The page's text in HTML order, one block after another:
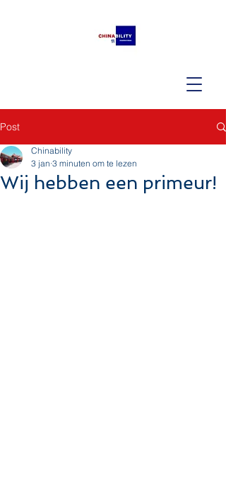
Post
Wij hebben een primeur!
Chinability
3 jan 3 minuten om te lezen